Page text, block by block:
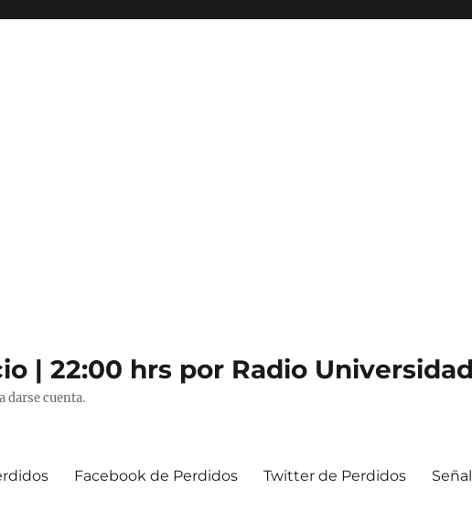
| 22:00 hrs por Radio
darse cuenta.
Facebook de Perdidos Twitter de Perdidos